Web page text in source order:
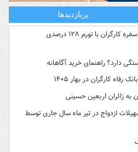
پربازدیدها
فریبِ «کاهش شتاب تورم» را نخورید؛ سفره کارگران با تورم ۱۲۸ درصدی
دارد؟ راهنمای خرید آگاهانه
به زائران اربعین حسینی
میلیارد ریال تسهیلات ازدواج در تیر ماه سال جاری توسط